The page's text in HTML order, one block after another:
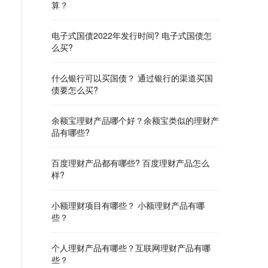
算？
电子式国债2022年发行时间? 电子式国债怎
么买?
什么银行可以买国债？ 通过银行的渠道买国
债要怎么买?
余额宝理财产品哪个好？余额宝类似的理财产
品有哪些?
百度理财产品都有哪些? 百度理财产品怎么
样?
小额理财项目有哪些？ 小额理财产品有哪
些？
个人理财产品有哪些？互联网理财产品有哪
些？